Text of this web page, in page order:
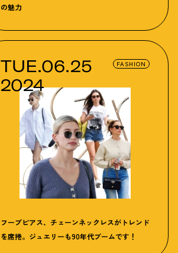
の魅力
TUE.06.25
2024
フープピアス、チェーンネックレスがトレンド
を席捲。ジュエリーも90年代ブームです！
FASHION